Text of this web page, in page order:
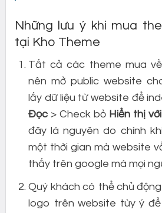
Những lưu ý khi mua
tại Kho Theme
Tất cả các theme mua
nên mở public website
lấy dữ liệu từ website để
Đọc> Check bỏ Hiển thị
đây là nguyên do chính
một thời gian mà website
thấy trên google mà mọi
Quý khách có thể chủ
logo trên website tùy ý